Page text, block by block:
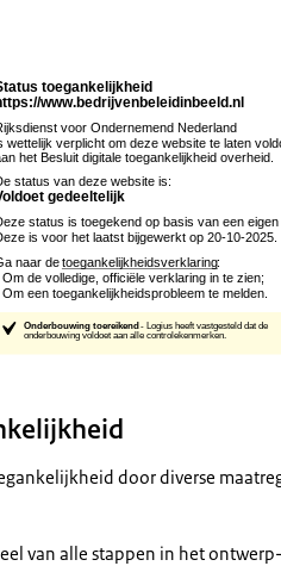
door diverse
van alle stappen in het